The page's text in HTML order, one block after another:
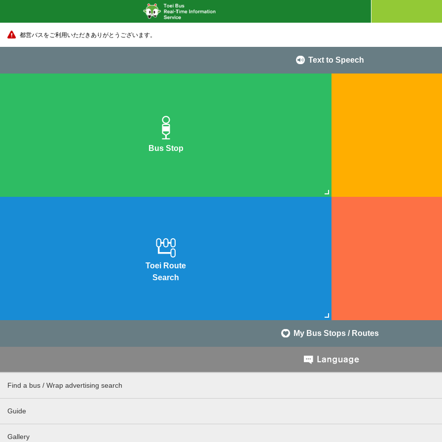
都営バスをご利用いただきありがとうございます。
Text to Speech
Bus Stop
Toei Route
Search
My Bus Stops / Routes
Find a bus / Wrap advertising search
Guide
Gallery